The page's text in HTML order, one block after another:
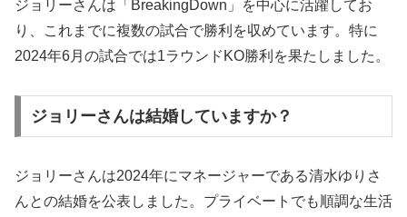
ジョリーさんは「BreakingDown」を中心に活躍してお
り、これまでに複数の試合で勝利を収めています。特に
2024年6月の試合では1ラウンドKO勝利を果たしました。
ジョリーさんは結婚していますか？
ジョリーさんは2024年にマネージャーである清水ゆりさ
んとの結婚を公表しました。プライベートでも順調な生活